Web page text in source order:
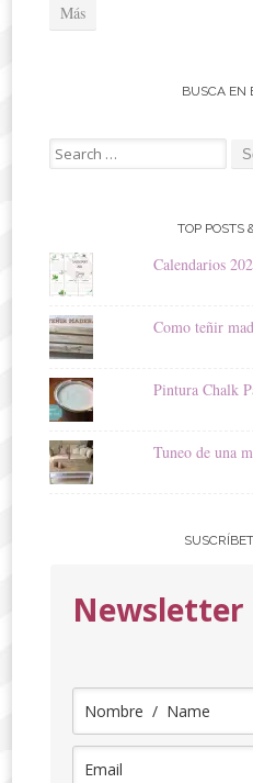
Más
BUSCA EN
Search
for:
TOP POSTS
Calendarios
Como teñir
Pintura Chalk
Tuneo de una
Newsletter